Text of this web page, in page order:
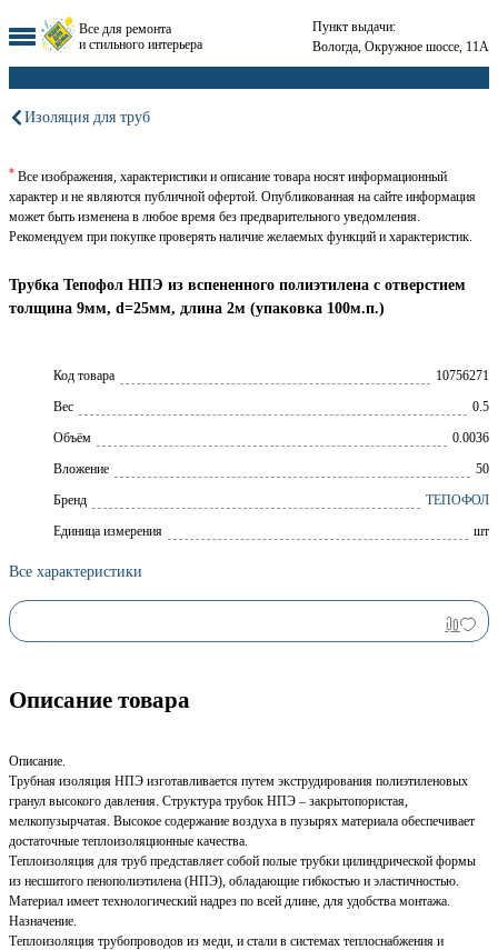
Все для ремонта
и стильного интерьера
Пункт выдачи:
Вологда, Окружное шоссе, 11А
Изоляция для труб
Трубка Тепофол НПЭ из вспененного полиэтилена с отверстием
толщина 9мм, d=25мм, длина 2м (упаковка 100м.п.)
Код товара
10756271
Вес
0.5
Объём
0.0036
Вложение
50
Брeнд
ТЕПОФОЛ
Единица измерения
шт
Все характеристики
* Все изображения, характеристики и описание товара носят информационный
характер и не являются публичной офертой. Опубликованная на сайте информация
может быть изменена в любое время без предварительного уведомления.
Рекомендуем при покупке проверять наличие желаемых функций и характеристик.
Описание товара
Описание.
Трубная изоляция НПЭ изготавливается путем экструдирования полиэтиленовых
гранул высокого давления. Структура трубок НПЭ – закрытопористая,
мелкопузырчатая. Высокое содержание воздуха в пузырях материала обеспечивает
достаточные теплоизоляционные качества.
Теплоизоляция для труб представляет собой полые трубки цилиндрической формы
из несшитого пенополиэтилена (НПЭ), обладающие гибкостью и эластичностью.
Материал имеет технологический надрез по всей длине, для удобства монтажа.
Назначение.
Теплоизоляция трубопроводов из меди, и стали в системах теплоснабжения и